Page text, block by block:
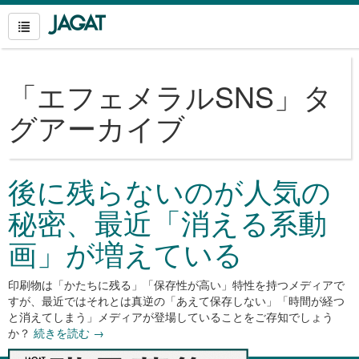
「エフェメラルSNS 」タ
グアーカイブ
後に残らないのが人気の
秘密、最近「消える系動
画」が増えている
印刷物は「かたちに残る」「保存性が高い」特性を持つメディアで
すが、最近ではそれとは真逆の「あえて保存しない」「時間が経つ
と消えてしまう」メディアが登場していることをご存知でしょう
か？ 続きを読む →